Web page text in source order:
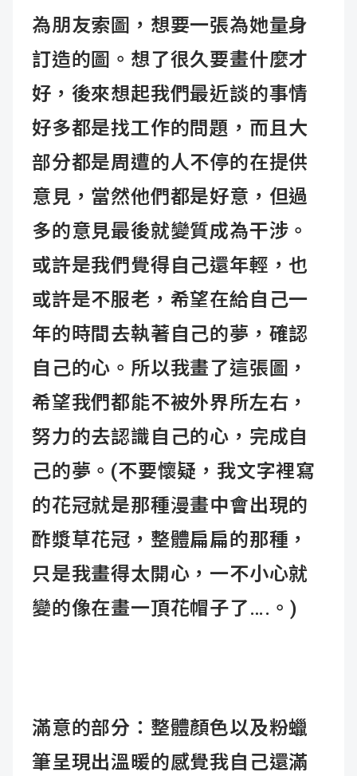
為朋友索圖，想要一張為她量身
訂造的圖。想了很久要畫什麼才
好，後來想起我們最近談的事情
好多都是找工作的問題，而且大
部分都是周遭的人不停的在提供
意見，當然他們都是好意，但過
多的意見最後就變質成為干涉。
或許是我們覺得自己還年輕，也
或許是不服老，希望在給自己一
年的時間去執著自己的夢，確認
自己的心。所以我畫了這張圖，
希望我們都能不被外界所左右，
努力的去認識自己的心，完成自
己的夢。(不要懷疑，我文字裡寫
的花冠就是那種漫畫中會出現的
酢漿草花冠，整體扁扁的那種，
只是我畫得太開心，一不小心就
變的像在畫一頂花帽子了….。)
滿意的部分：整體顏色以及粉蠟
筆呈現出溫暖的感覺我自己還滿